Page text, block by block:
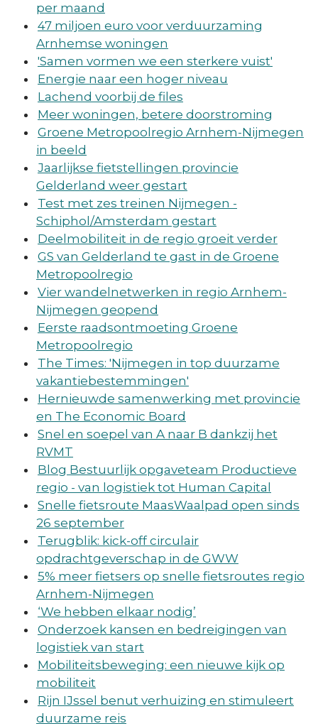
per maand
47 miljoen euro voor verduurzaming
Arnhemse woningen
'Samen vormen we een sterkere vuist'
Energie naar een hoger niveau
Lachend voorbij de files
Meer woningen, betere doorstroming
Groene Metropoolregio Arnhem-Nijmegen
in beeld
Jaarlijkse fietstellingen provincie
Gelderland weer gestart
Test met zes treinen Nijmegen -
Schiphol/Amsterdam gestart
Deelmobiliteit in de regio groeit verder
GS van Gelderland te gast in de Groene
Metropoolregio
Vier wandelnetwerken in regio Arnhem-
Nijmegen geopend
Eerste raadsontmoeting Groene
Metropoolregio
The Times: 'Nijmegen in top duurzame
vakantiebestemmingen'
Hernieuwde samenwerking met provincie
en The Economic Board
Snel en soepel van A naar B dankzij het
RVMT
Blog Bestuurlijk opgaveteam Productieve
regio - van logistiek tot Human Capital
Snelle fietsroute MaasWaalpad open sinds
26 september
Terugblik: kick-off circulair
opdrachtgeverschap in de GWW
5% meer fietsers op snelle fietsroutes regio
Arnhem-Nijmegen
‘We hebben elkaar nodig’
Onderzoek kansen en bedreigingen van
logistiek van start
Mobiliteitsbeweging: een nieuwe kijk op
mobiliteit
Rijn IJssel benut verhuizing en stimuleert
duurzame reis